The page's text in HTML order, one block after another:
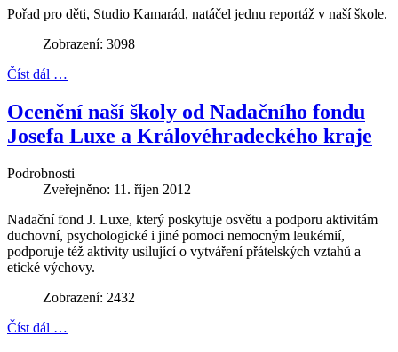
Pořad pro děti, Studio Kamarád, natáčel jednu reportáž v naší škole.
Zobrazení: 3098
Číst dál …
Ocenění naší školy od Nadačního fondu
Josefa Luxe a Královéhradeckého kraje
Podrobnosti
Zveřejněno: 11. říjen 2012
Nadační fond J. Luxe, který poskytuje osvětu a podporu aktivitám
duchovní, psychologické i jiné pomoci nemocným leukémií,
podporuje též aktivity usilující o vytváření přátelských vztahů a
etické výchovy.
Zobrazení: 2432
Číst dál …